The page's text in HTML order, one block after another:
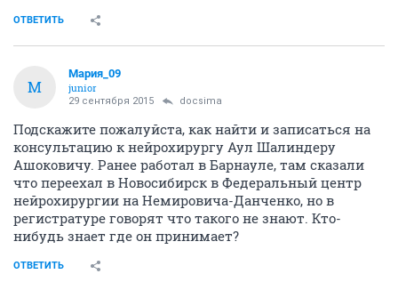
ОТВЕТИТЬ
М
Мария_09
junior
29 сентября 2015 docsima
Подскажите пожалуйста, как найти и записаться на
консультацию к нейрохирургу Аул Шалиндеру
Ашоковичу. Ранее работал в Барнауле, там сказали
что переехал в Новосибирск в Федеральный центр
нейрохирургии на Немировича-Данченко, но в
регистратуре говорят что такого не знают. Кто-
нибудь знает где он принимает?
ОТВЕТИТЬ